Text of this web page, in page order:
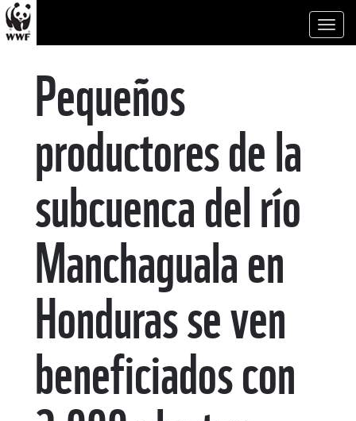
Pequeños
productores de la
subcuenca del río
Manchaguala en
Honduras se ven
beneficiados con